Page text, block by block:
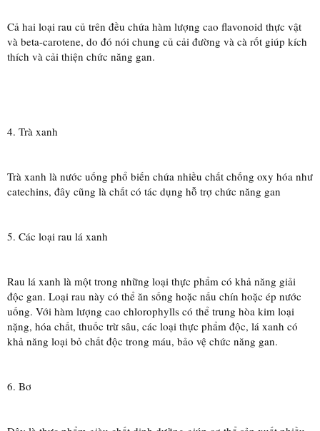
Cả hai loại rau củ trên đều chứa hàm lượng cao flavonoid thực vật
và beta-carotene, do đó nói chung củ cải đường và cà rốt giúp kích
thích và cải thiện chức năng gan.
4. Trà xanh
Trà xanh là nước uống phổ biến chứa nhiều chất chống oxy hóa như
catechins, đây cũng là chất có tác dụng hỗ trợ chức năng gan
5. Các loại rau lá xanh
Rau lá xanh là một trong những loại thực phẩm có khả năng giải
độc gan. Loại rau này có thể ăn sống hoặc nấu chín hoặc ép nước
uống. Với hàm lượng cao chlorophylls có thể trung hòa kim loại
nặng, hóa chất, thuốc trừ sâu, các loại thực phẩm độc, lá xanh có
khả năng loại bỏ chất độc trong máu, bảo vệ chức năng gan.
6. Bơ